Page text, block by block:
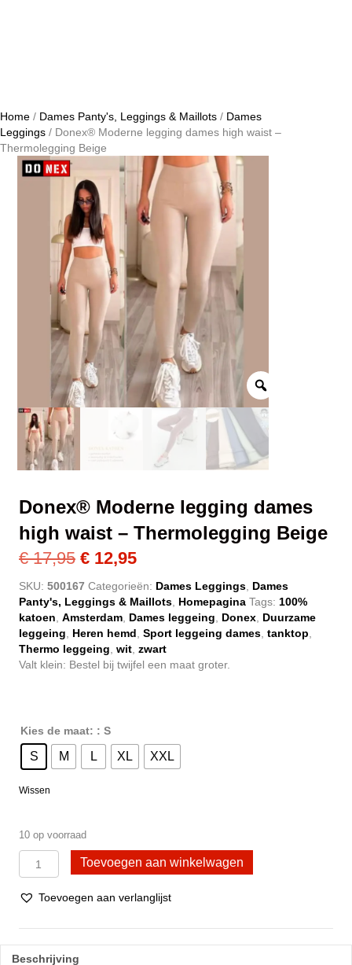
Home / Dames Panty's, Leggings & Maillots / Dames
Leggings / Donex® Moderne legging dames high waist –
Thermolegging Beige
Donex® Moderne legging dames
high waist – Thermolegging Beige
€17,95 Oorspronkelijke
prijs
was:
€ 17,95.
€ 12,95Huidige
prijs
is:
€ 12,95.
SKU: 500167 Categorieën: Dames Leggings, Dames
Panty's, Leggings & Maillots, Homepagina Tags: 100%
katoen, Amsterdam, Dames leggeing, Donex, Duurzame
leggeing, Heren hemd, Sport leggeing dames, tanktop,
Thermo leggeing, wit, zwart
Valt klein: Bestel bij twijfel een maat groter.
Kies de maat: : S
S M L XL XXL
Wissen
10 op voorraad
Donex®
Moderne
dames
Toevoegen aan winkelwagen
Toevoegen aan verlanglijst
Beschrijving